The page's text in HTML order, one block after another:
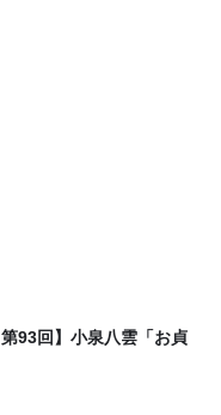
第93回】小泉八雲「お貞